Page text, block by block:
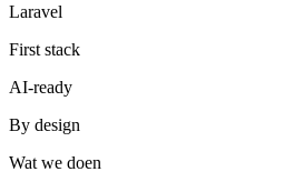
Laravel
First stack
AI-ready
By design
Wat we doen